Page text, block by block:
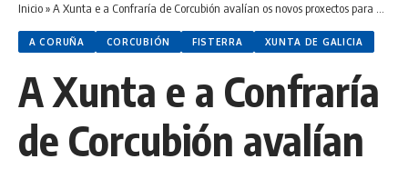
Inicio»A Xunta e a Confraría de Corcubión avalían os novos proxectos para a lonxa e o impulso da economía azul na localidade
A CORUÑA CORCUBIÓN FISTERRA XUNTA DE GALICIA
A Xunta e a Confraría
de Corcubión avalían